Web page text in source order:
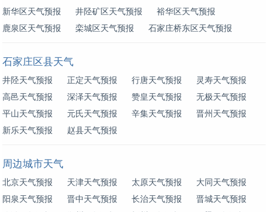
新华区天气预报
井陉矿区天气预报
裕华区天气预报
鹿泉区天气预报
栾城区天气预报 石家庄桥东区天气预报
石家庄区县天气
井陉天气预报 正定天气预报 行唐天气预报
灵寿天气预报
高邑天气预报
深泽天气预报 赞皇天气预报
无极天气预报
平山天气预报
元氏天气预报 辛集天气预报
晋州天气预报
新乐天气预报
赵县天气预报
周边城市天气
北京天气预报 天津天气预报 太原天气预报
大同天气预报
阳泉天气预报
晋中天气预报 长治天气预报
晋城天气预报